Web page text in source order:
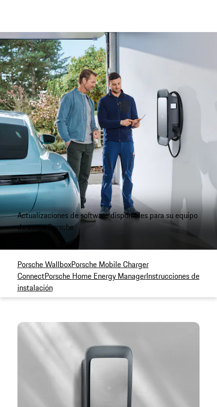
Actualizaciones de software disponibles para su equipo
de carga Porsche
Porsche WallboxPorsche Mobile Charger
ConnectPorsche Home Energy ManagerInstrucciones de
instalación